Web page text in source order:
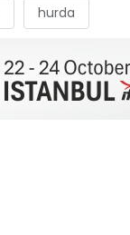
hurda